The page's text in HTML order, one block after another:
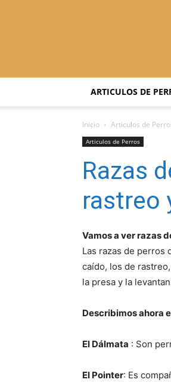
ARTICULOS DE
Inicio Articulos de
Articulos de Perros
Razas
rastreo
Vamos a ver razas
Las razas de perros
caído, los de
la presa y la
Describimos ahora
El Dálmata : Son
El Pointer: Es